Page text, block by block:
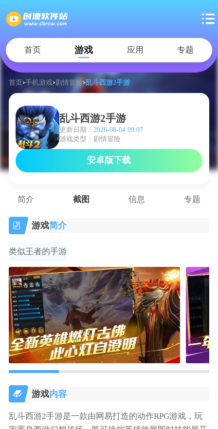
首页 游戏 应用 专题
首页 手机游戏 剧情冒险 乱斗西游2手游
乱斗西游2手游
更新日期： 2026-08-04 09:07
游戏类型：剧情冒险
安卓版下载
简介 截图 信息 专题
游戏简介
类似王者的手游
游戏内容
乱斗西游2手游是一款由网易打造的动作RPG游戏，玩